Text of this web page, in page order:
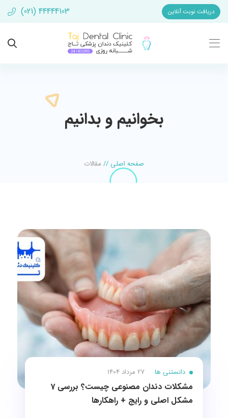
دریافت نوبت آنلاین (021) 44444103
بخوانیم و بدانیم
صفحه اصلی // مقالات
دانستنی ها 27 مرداد 1404
مشکلات دندان مصنوعی چیست؟ بررسی 7
مشکل اصلی و رایج + راهکارها